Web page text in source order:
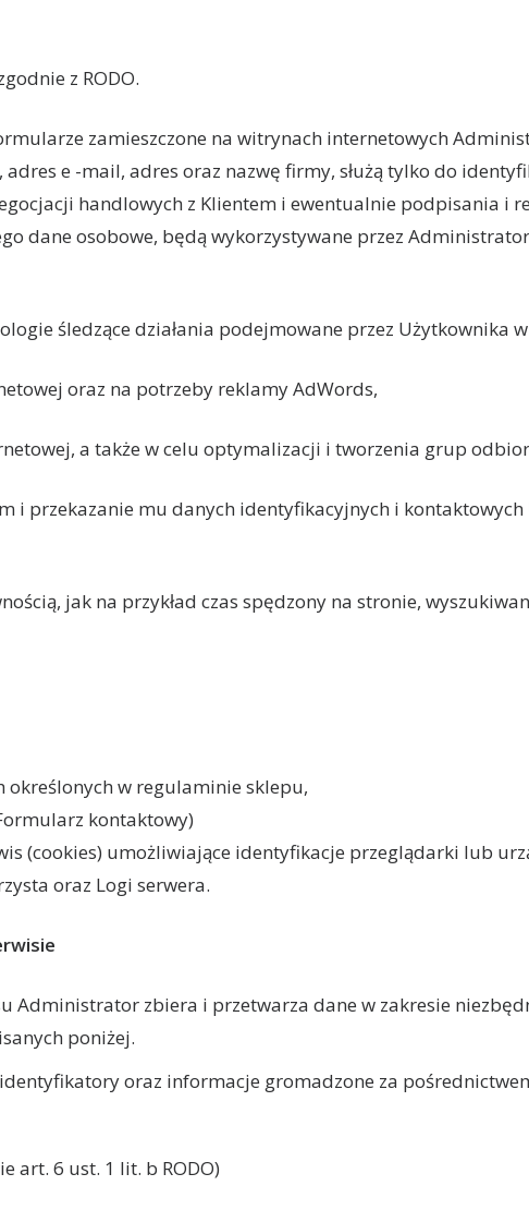
z RODO.
zamieszczone na witrynach internetowych
e -mail, adres oraz nazwę firmy, służą tylko do
handlowych z Klientem i ewentualnie podpisania i
dane osobowe, będą wykorzystywane przez
śledzące działania podejmowane przez Użytkownika
oraz na potrzeby reklamy AdWords,
a także w celu optymalizacji i tworzenia grup
i przekazanie mu danych identyfikacyjnych i kontaktowych
jak na przykład czas spędzony na stronie,
w regulaminie sklepu,
kontaktowy)
(cookies) umożliwiające identyfikacje przeglądarki lub
oraz Logi serwera.
Administrator zbiera i przetwarza dane w zakresie
poniżej.
oraz informacje gromadzone za
art. 6 ust. 1 lit. b RODO)